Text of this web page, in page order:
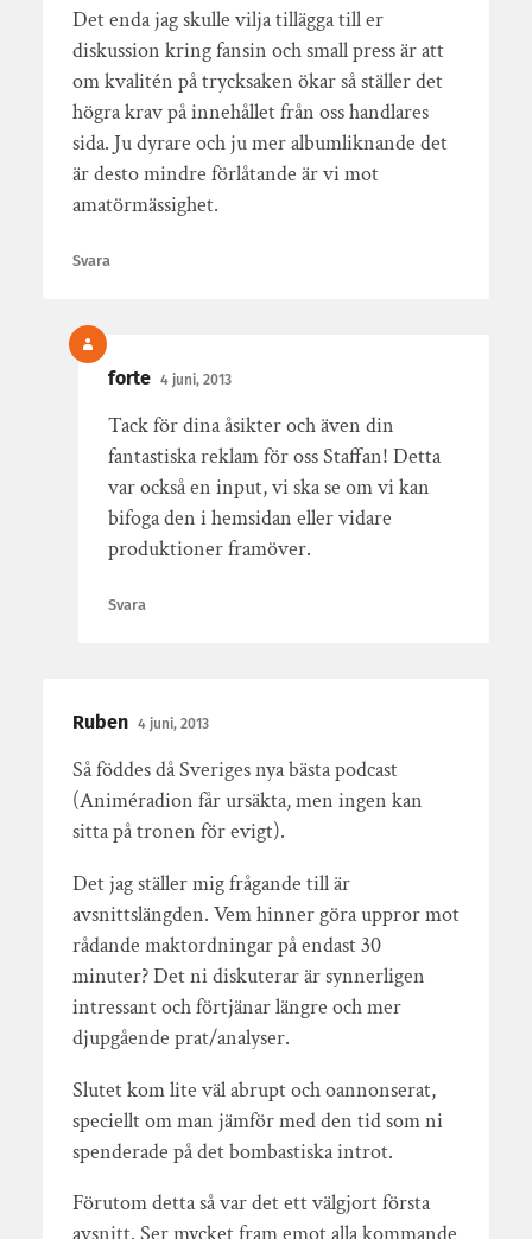
Det enda jag skulle vilja tillägga till er
diskussion kring fansin och small press är att
om kvalitén på trycksaken ökar så ställer det
högra krav på innehållet från oss handlares
sida. Ju dyrare och ju mer albumliknande det
är desto mindre förlåtande är vi mot
amatörmässighet.
Svara
forte 4 juni, 2013
Tack för dina åsikter och även din
fantastiska reklam för oss Staffan! Detta
var också en input, vi ska se om vi kan
bifoga den i hemsidan eller vidare
produktioner framöver.
Svara
Ruben 4 juni, 2013
Så föddes då Sveriges nya bästa podcast
(Animéradion får ursäkta, men ingen kan
sitta på tronen för evigt).
Det jag ställer mig frågande till är
avsnittslängden. Vem hinner göra uppror mot
rådande maktordningar på endast 30
minuter? Det ni diskuterar är synnerligen
intressant och förtjänar längre och mer
djupgående prat/analyser.
Slutet kom lite väl abrupt och oannonserat,
speciellt om man jämför med den tid som ni
spenderade på det bombastiska introt.
Förutom detta så var det ett välgjort första